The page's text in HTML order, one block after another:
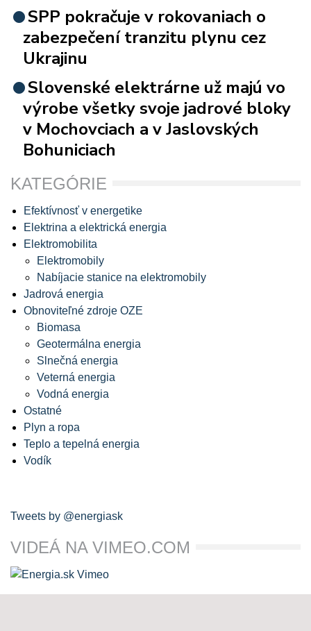
SPP pokračuje v rokovaniach o
zabezpečení tranzitu plynu cez
Ukrajinu
Slovenské elektrárne už majú vo
výrobe všetky svoje jadrové bloky
v Mochovciach a v Jaslovských
Bohuniciach
KATEGÓRIE
Efektívnosť v energetike
Elektrina a elektrická energia
Elektromobilita
Elektromobily
Nabíjacie stanice na elektromobily
Jadrová energia
Obnoviteľné zdroje OZE
Biomasa
Geotermálna energia
Slnečná energia
Veterná energia
Vodná energia
Ostatné
Plyn a ropa
Teplo a tepelná energia
Vodík
Tweets by @energiask
VIDEÁ NA VIMEO.COM